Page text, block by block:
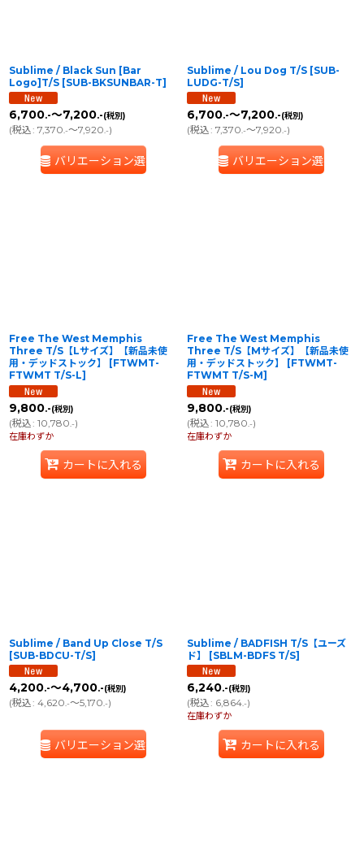
Sublime / Black Sun [Bar
Logo]T/S [SUB-BKSUNBAR-T]
6,700.-～7,200.-(税別)
(税込: 7,370.-～7,920.-)
バリエーション選択
Sublime / Lou Dog T/S [SUB-
LUDG-T/S]
6,700.-～7,200.-(税別)
(税込: 7,370.-～7,920.-)
バリエーション選択
Free The West Memphis
Three T/S【Lサイズ】【新品未使
用・デッドストック】
[FTWMT-
FTWMT T/S-L]
9,800.-(税別)
(税込: 10,780.-)
在庫わずか
カートに入れる
Free The West Memphis
Three T/S【Mサイズ】【新品未使
用・デッドストック】
[FTWMT-
FTWMT T/S-M]
9,800.-(税別)
(税込: 10,780.-)
在庫わずか
カートに入れる
Sublime / Band Up Close T/S
[SUB-BDCU-T/S]
4,200.-～4,700.-(税別)
(税込: 4,620.-～5,170.-)
バリエーション選択
Sublime / BADFISH T/S【ユーズ
ド】
[SBLM-BDFS T/S]
6,240.-(税別)
(税込: 6,864.-)
在庫わずか
カートに入れる